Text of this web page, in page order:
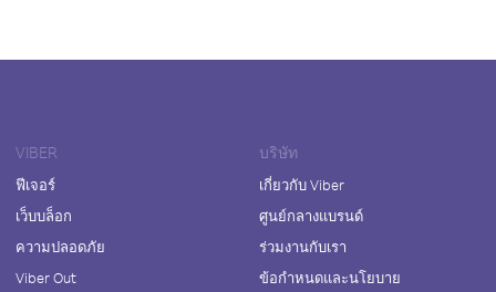
VIBER
ฟีเจอร์
เว็บบล็อก
ความปลอดภัย
Viber Out
บริษัท
เกี่ยวกับ Viber
ศูนย์กลางแบรนด์
ร่วมงานกับเรา
ข้อกำหนดและนโยบาย